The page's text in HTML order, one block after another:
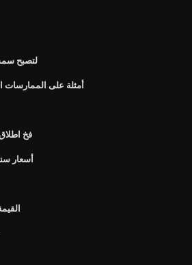
لتصبح
أمثلة على الممارسات
فخ
أسعار